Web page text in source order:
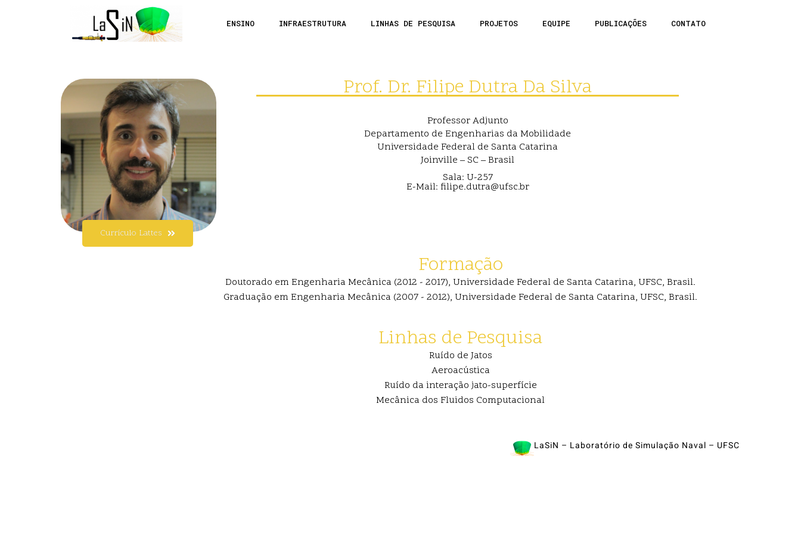
ENSINO INFRAESTRUTURA LINHAS DE PESQUISA PROJETOS EQUIPE PUBLICAÇÕES CONTATO
Prof. Dr. Filipe Dutra Da Silva
Professor Adjunto
Departamento de Engenharias da Mobilidade
Universidade Federal de Santa Catarina
Joinville – SC – Brasil
Sala: U-257
E-Mail: filipe.dutra@ufsc.br
Formação
Doutorado em Engenharia Mecânica (2012 - 2017), Universidade Federal de Santa Catarina, UFSC, Brasil.
Graduação em Engenharia Mecânica (2007 - 2012), Universidade Federal de Santa Catarina, UFSC, Brasil.
Linhas de Pesquisa
Ruído de Jatos
Aeroacústica
Ruído da interação jato-superfície
Mecânica dos Fluidos Computacional
Currículo Lattes
LaSiN – Laboratório de Simulação Naval – UFSC